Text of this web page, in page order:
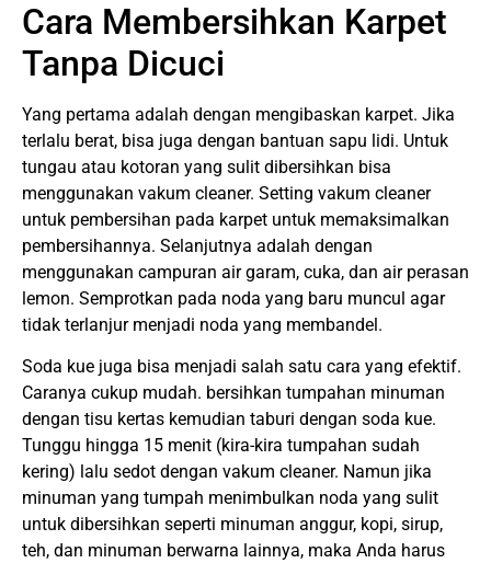
Cara Membersihkan Karpet
Tanpa Dicuci
Yang pertama adalah dengan mengibaskan karpet. Jika
terlalu berat, bisa juga dengan bantuan sapu lidi. Untuk
tungau atau kotoran yang sulit dibersihkan bisa
menggunakan vakum cleaner. Setting vakum cleaner
untuk pembersihan pada karpet untuk memaksimalkan
pembersihannya. Selanjutnya adalah dengan
menggunakan campuran air garam, cuka, dan air perasan
lemon. Semprotkan pada noda yang baru muncul agar
tidak terlanjur menjadi noda yang membandel.
Soda kue juga bisa menjadi salah satu cara yang efektif.
Caranya cukup mudah. bersihkan tumpahan minuman
dengan tisu kertas kemudian taburi dengan soda kue.
Tunggu hingga 15 menit (kira-kira tumpahan sudah
kering) lalu sedot dengan vakum cleaner. Namun jika
minuman yang tumpah menimbulkan noda yang sulit
untuk dibersihkan seperti minuman anggur, kopi, sirup,
teh, dan minuman berwarna lainnya, maka Anda harus